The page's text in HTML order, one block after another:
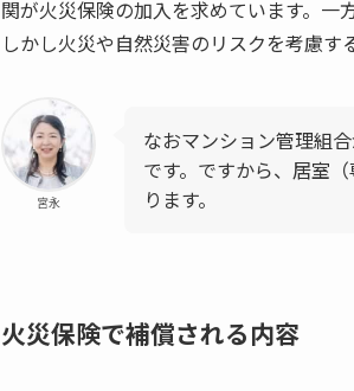
関が火災保険の加入を求めています。一
しかし火災や自然災害のリスクを考慮す
宮永
なおマンション管理組
です。ですから、居室
ります。
火災保険で補償される内容